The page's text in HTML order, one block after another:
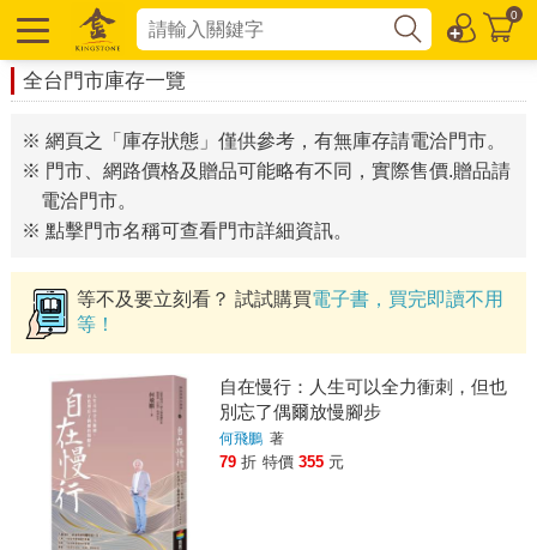
0
全台門市庫存一覽
※ 網頁之「庫存狀態」僅供參考，有無庫存請電洽門市。
※ 門市、網路價格及贈品可能略有不同，實際售價.贈品請
電洽門市。
※ 點擊門市名稱可查看門市詳細資訊。
等不及要立刻看？ 試試購買電子書，買完即讀不用
等！
自在慢行：人生可以全力衝刺，但也
別忘了偶爾放慢腳步
何飛鵬 著
79 折 特價 355 元